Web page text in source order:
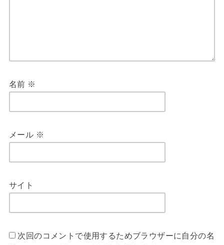
名前 ※
メール ※
サイト
次回のコメントで使用するためブラウザーに自分の名